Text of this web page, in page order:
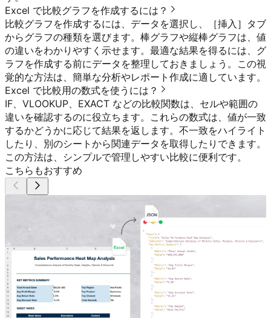
Excel で比較グラフを作成するには？
比較グラフを作成するには、データを選択し、［挿入］タブ
からグラフの種類を選びます。棒グラフや縦棒グラフは、値
の違いをわかりやすく示せます。最適な結果を得るには、グ
ラフを作成する前にデータを整理しておきましょう。この視
覚的な方法は、簡単な分析やレポート作成に適しています。
Excel で比較用の数式を使うには？
IF、VLOOKUP、EXACT などの比較関数は、セルや範囲の
違いを確認するのに役立ちます。これらの数式は、値が一致
するかどうかに応じて結果を返します。不一致をハイライト
したり、別のシートから関連データを取得したりできます。
この方法は、シンプルで管理しやすい比較に便利です。
こちらもおすすめ